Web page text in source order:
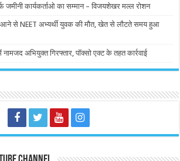
जमीनी कार्यकर्ताओ का सम्मान – विजयशेखर मल्ल रोशन
से NEET अभ्यर्थी युवक की मौत, खेत से लौटते समय हुआ
अभियुक्त गिरफ्तार, पॉक्सो एक्ट के तहत कार्रवाई